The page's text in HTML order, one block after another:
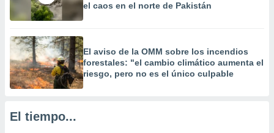
el caos en el norte de Pakistán
El aviso de la OMM sobre los incendios
forestales: "el cambio climático aumenta el
riesgo, pero no es el único culpable
El tiempo...